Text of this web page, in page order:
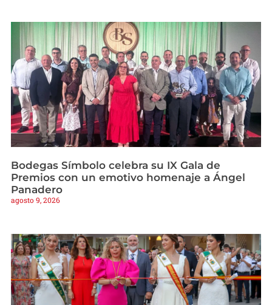
Bodegas Símbolo celebra su IX Gala de
Premios con un emotivo homenaje a Ángel
Panadero
agosto 9, 2026